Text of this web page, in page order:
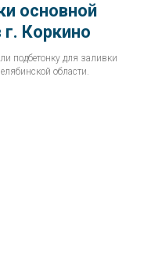
основной
Коркино
подбетонку для заливки
области.